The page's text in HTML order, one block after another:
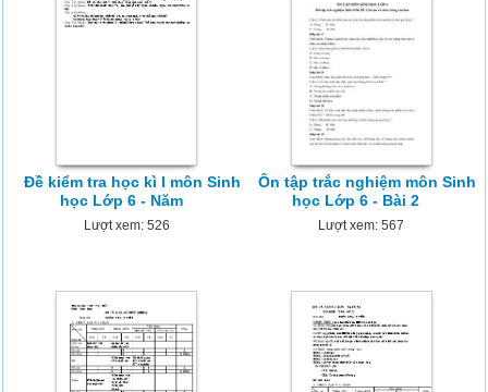
Đề kiểm tra học kì I môn Sinh
học Lớp 6 - Năm
Lượt xem: 526
Ôn tập trắc nghiệm môn Sinh
học Lớp 6 - Bài 2
Lượt xem: 567